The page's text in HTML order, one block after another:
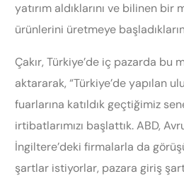
yatırım aldıklarını ve bilinen bir
ürünlerini üretmeye
Çakır, Türkiye’de iç pazarda bu
aktararak, “Türkiye’de yapılan
fuarlarına katıldık geçtiğimiz
irtibatlarımızı başlattık. ABD,
İngiltere’deki firmalarla da
şartlar istiyorlar, pazara giriş